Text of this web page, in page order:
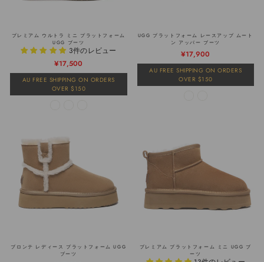
プレミアム ウルトラ ミニ プラットフォーム
UGG ブーツ
3件のレビュー
通
常
価
格
販
売
価
格
¥17,500
AU FREE SHIPPING ON ORDERS
OVER $150
UGG プラットフォーム レースアップ ムート
ン アッパー ブーツ
¥17,900
AU FREE SHIPPING ON ORDERS
OVER $150
ブロンテ レディース プラットフォーム UGG
ブーツ
プレミアム プラットフォーム ミニ UGG ブ
ーツ